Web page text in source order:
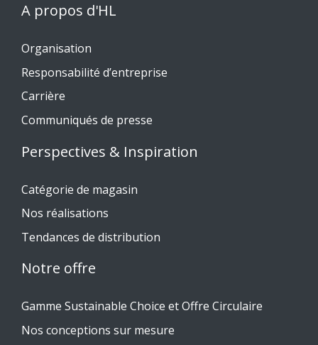
A propos d'HL
Organisation
Responsabilité d’entreprise
Carrière
Communiqués de presse
Perspectives & Inspiration
Catégorie de magasin
Nos réalisations
Tendances de distribution
Notre offre
Gamme Sustainable Choice et Offre Circulaire
Nos conceptions sur mesure